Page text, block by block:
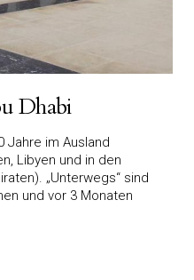
Dhabi
Jahre im Ausland
Libyen und in den
„Unterwegs“ sind
und vor 3 Monaten